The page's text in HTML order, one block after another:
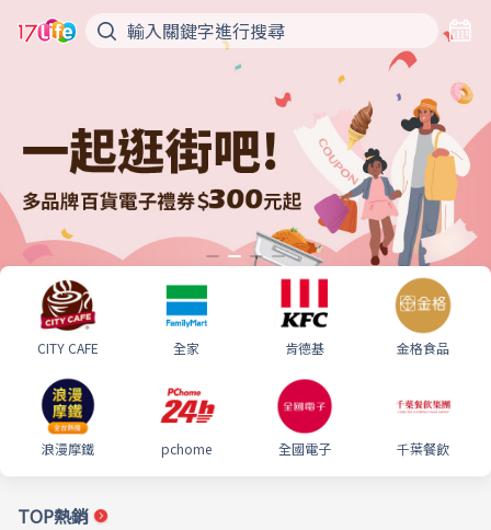
CITY CAFE 全家 肯德基 金格食品
浪漫摩鐵 pchome 全國電子 千葉餐飲
TOP熱銷